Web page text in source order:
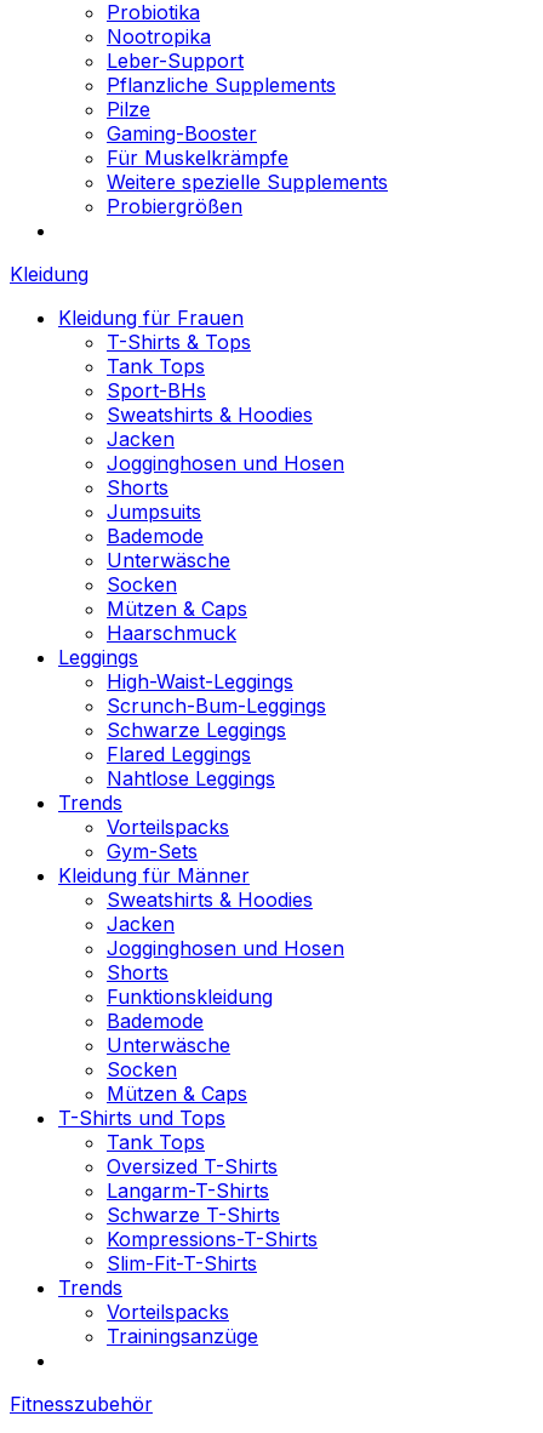
Probiotika
Nootropika
Leber-Support
Pflanzliche Supplements
Pilze
Gaming-Booster
Für Muskelkrämpfe
Weitere spezielle Supplements
Probiergrößen
Kleidung
Kleidung für Frauen
T-Shirts & Tops
Tank Tops
Sport-BHs
Sweatshirts & Hoodies
Jacken
Jogginghosen und Hosen
Shorts
Jumpsuits
Bademode
Unterwäsche
Socken
Mützen & Caps
Haarschmuck
Leggings
High-Waist-Leggings
Scrunch-Bum-Leggings
Schwarze Leggings
Flared Leggings
Nahtlose Leggings
Trends
Vorteilspacks
Gym-Sets
Kleidung für Männer
Sweatshirts & Hoodies
Jacken
Jogginghosen und Hosen
Shorts
Funktionskleidung
Bademode
Unterwäsche
Socken
Mützen & Caps
T-Shirts und Tops
Tank Tops
Oversized T-Shirts
Langarm-T-Shirts
Schwarze T-Shirts
Kompressions-T-Shirts
Slim-Fit-T-Shirts
Trends
Vorteilspacks
Trainingsanzüge
Fitnesszubehör